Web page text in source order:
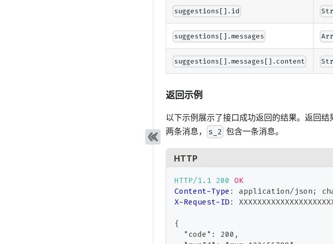
suggestions[].id
suggestions[].messages
suggestions[].messages[].content
返回示例
以下示例展示了接口成功返回的结果。返回
两条消息，
s_2 包含一条消息。
HTTP
HTTP/1.1 200 OK
Content-Type :
application/json;
X-Request-ID :
{
  "code": 200,